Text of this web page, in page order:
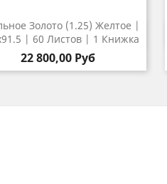
Золото (1.25) Желтое |
| 60 Листов | 1 Книжка
22 800,00 Руб
Быстрый просмотр